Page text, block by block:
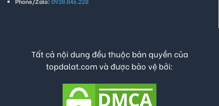
Tất cả nội dung đều thuộc bản quyền của
topdalat.com và được bảo vệ bởi: